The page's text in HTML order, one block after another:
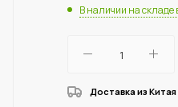
В наличии на складе
Доставка из